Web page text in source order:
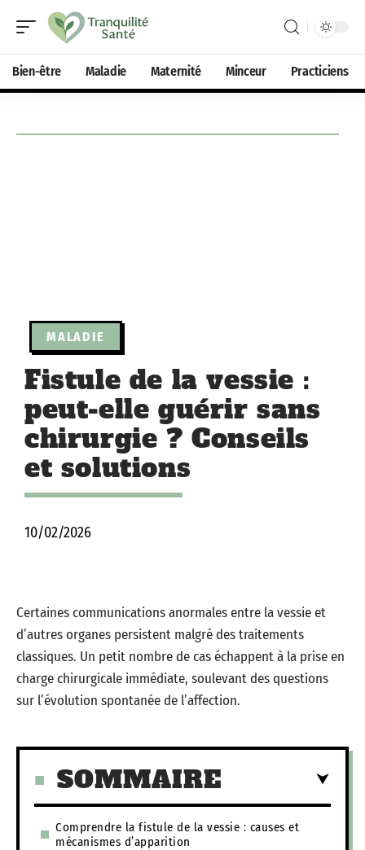
Bien-être Maladie Maternité Minceur Practiciens
MALADIE
Fistule de la vessie :
peut-elle guérir sans
chirurgie ? Conseils
et solutions
10/02/2026
Certaines communications anormales entre la vessie et
d’autres organes persistent malgré des traitements
classiques. Un petit nombre de cas échappent à la prise en
charge chirurgicale immédiate, soulevant des questions
sur l’évolution spontanée de l’affection.
SOMMAIRE
Comprendre la fistule de la vessie : causes et
mécanismes d’apparition